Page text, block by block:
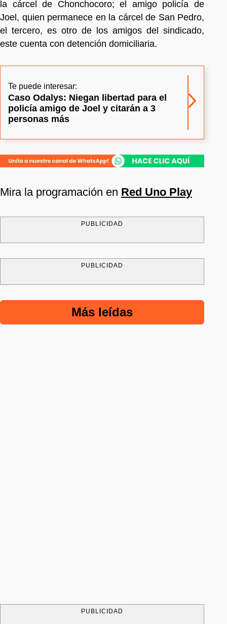
la cárcel de Chonchocoro; el amigo policía de
Joel, quien permanece en la cárcel de San Pedro,
el tercero, es otro de los amigos del sindicado,
este cuenta con detención domiciliaria.
Te puede interesar:
Caso Odalys: Niegan libertad para el
policía amigo de Joel y citarán a 3
personas más
Mira la programación en Red Uno Play
PUBLICIDAD
PUBLICIDAD
Más leídas
PUBLICIDAD